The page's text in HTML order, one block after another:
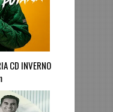
CD INVERNO